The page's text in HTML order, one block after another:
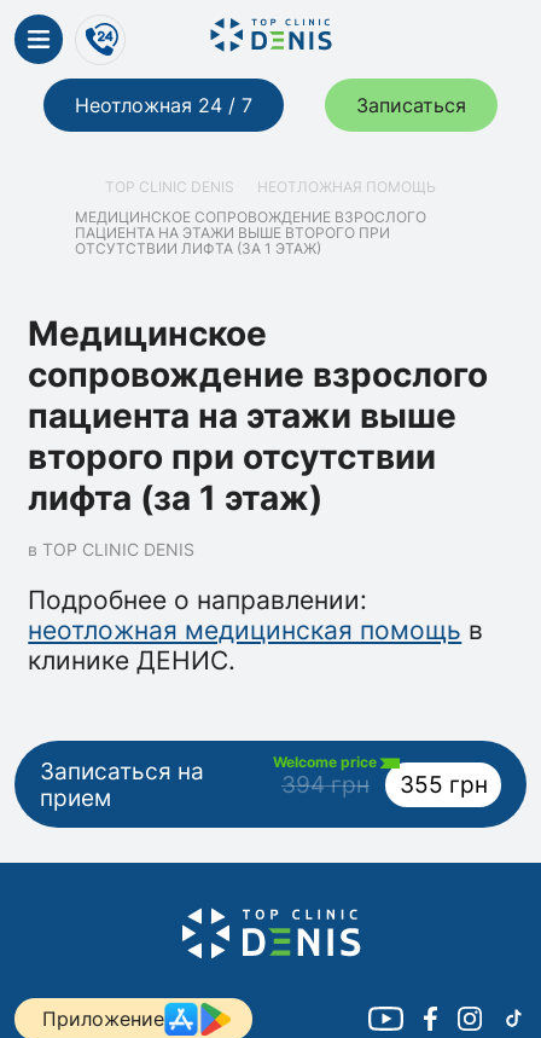
Неотложная 24 / 7 Записаться
TOP CLINIC DENIS
НЕОТЛОЖНАЯ ПОМОЩЬ
МЕДИЦИНСКОЕ СОПРОВОЖДЕНИЕ ВЗРОСЛОГО
ПАЦИЕНТА НА ЭТАЖИ ВЫШЕ ВТОРОГО ПРИ
ОТСУТСТВИИ ЛИФТА (ЗА 1 ЭТАЖ)
Медицинское
сопровождение взрослого
пациента на этажи выше
второго при отсутствии
лифта (за 1 этаж)
в TOP CLINIC DENIS
Подробнее о направлении:
неотложная медицинская помощь в
клинике ДЕНИС.
Записаться на
прием
Welcome price
394 грн 355 грн
Приложение